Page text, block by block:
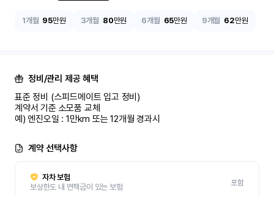
1개월 95만원 3개월 80만원 6개월 65만원 9개월 62만원
정비/관리 제공 혜택
표준 정비 (스피드메이트 입고 정비)
계약서 기준 소모품 교체
예) 엔진오일 : 1만km 또는 12개월 경과시
계약 선택사항
자차 보험
보상한도 내 면책금이 있는 보험
포함